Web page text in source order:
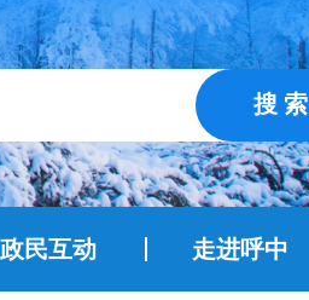
搜 索
政民互动 走进呼中